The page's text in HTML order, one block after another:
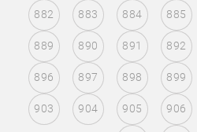
882 883 884 885
889 890 891 892
896 897 898 899
903 904 905 906